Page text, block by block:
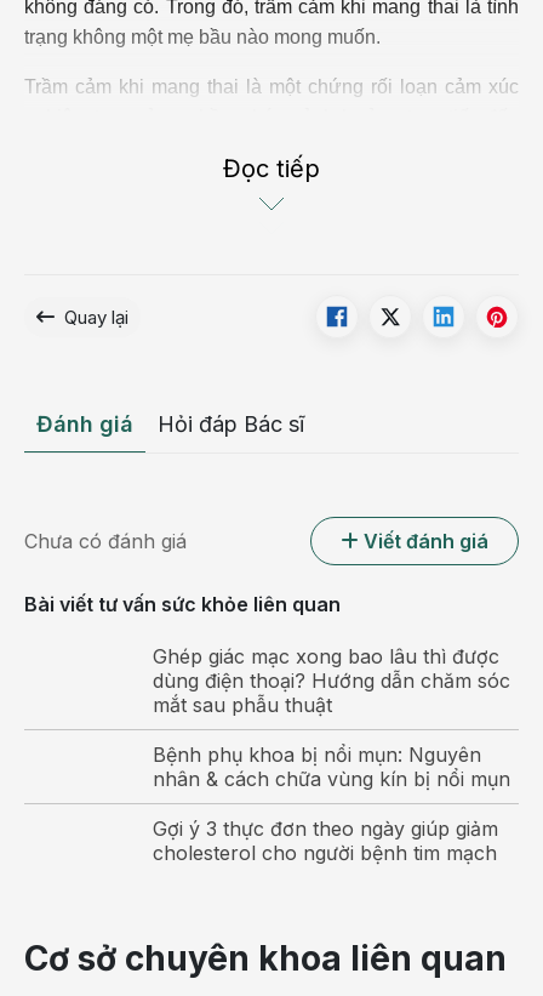
không đáng có. Trong đó, trầm cảm khi mang thai là tình
trạng không một mẹ bầu nào mong muốn.
Trầm cảm khi mang thai là một chứng rối loạn cảm xúc
kiểm soát trong suy nghĩ.
mang thai. Bệnh lý này ngày càng phổ biến và trở thành
nỗi lo lắng của tất cả mẹ bầu. Tuy nhiên bệnh không dễ
Chính vì vậy, phát hiện sớm trầm cảm khi mang thai và
đưa ra những biện pháp chữa trị hiệu quả là việc mà mỗi
mẹ bầu cần làm ngay lúc này để bảo vệ sức khỏe của cả
Đọc tiếp
Quay lại
Đánh giá Hỏi đáp Bác sĩ
Chưa có đánh giá Viết đánh giá
Bài viết tư vấn sức khỏe liên quan
Ghép giác mạc xong bao lâu thì được
dùng điện thoại? Hướng dẫn chăm sóc
mắt sau phẫu thuật
Bệnh phụ khoa bị nổi mụn: Nguyên
nhân & cách chữa vùng kín bị nổi mụn
Gợi ý 3 thực đơn theo ngày giúp giảm
cholesterol cho người bệnh tim mạch
Cơ sở chuyên khoa liên quan